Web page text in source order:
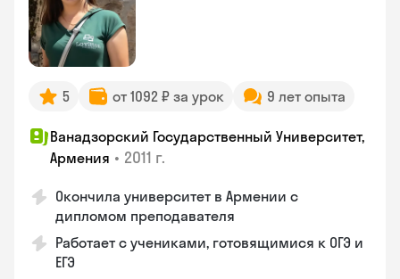
5 от 1092 ₽ за урок 9 лет опыта
Ванадзорский Государственный Университет,
Армения • 2011 г.
Окончила университет в Армении с
дипломом преподавателя
Работает с учениками, готовящимися к ОГЭ и
ЕГЭ